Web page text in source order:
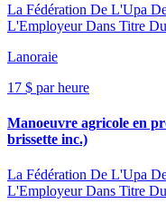
La Fédération De L'Upa
L'Employeur Dans Titre
Lanoraie
17 $ par heure
Manoeuvre agricole en
brissette inc.)
La Fédération De L'Upa
L'Employeur Dans Titre